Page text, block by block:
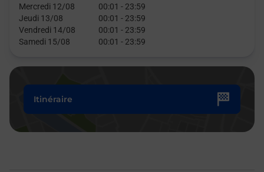
Mercredi 12/08
00:01 - 23:59
Jeudi 13/08
00:01 - 23:59
Vendredi 14/08
00:01 - 23:59
Samedi 15/08
00:01 - 23:59
Itinéraire